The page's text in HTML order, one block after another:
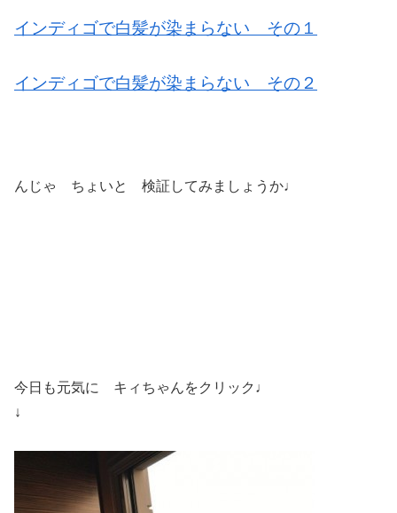
インディゴで白髪が染まらない その１
インディゴで白髪が染まらない その２
んじゃ ちょいと 検証してみましょうか♩
今日も元気に キィちゃんをクリック♩
↓